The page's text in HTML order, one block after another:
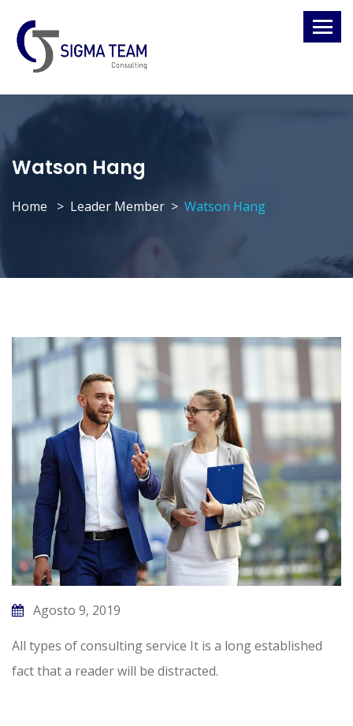
Watson Hang
Home Leader Member Watson Hang
Agosto 9, 2019
All types of consulting service It is a long established
fact that a reader will be distracted.